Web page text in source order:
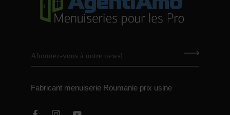
Fabricant menuiserie Roumanie prix usine